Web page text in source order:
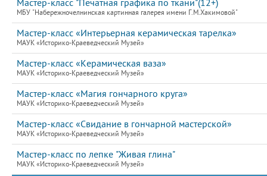
Мастер-класс "Печатная графика по ткани"(12+)
МБУ "Набережночелнинская картинная галерея имени Г.М.Хакимовой"
Мастер-класс «Интерьерная керамическая тарелка»
МАУК «Историко-Краеведческий Музей»
Мастер-класс «Керамическая ваза»
МАУК «Историко-Краеведческий Музей»
Мастер-класс «Магия гончарного круга»
МАУК «Историко-Краеведческий Музей»
Мастер-класс «Свидание в гончарной мастерской»
МАУК «Историко-Краеведческий Музей»
Мастер-класс по лепке "Живая глина"
МАУК «Историко-Краеведческий Музей»